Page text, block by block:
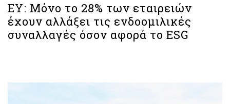
ΕΥ: Μόνο το 28% των εταιρειών
έχουν αλλάξει τις ενδοομιλικές
συναλλαγές όσον αφορά το ESG